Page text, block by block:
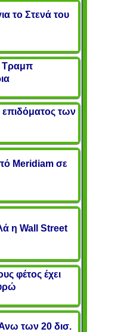
το Στενά του
Τραμπ
επιδόματος των
Meridiam σε
η Wall Street
φέτος έχει
των 20 δισ.